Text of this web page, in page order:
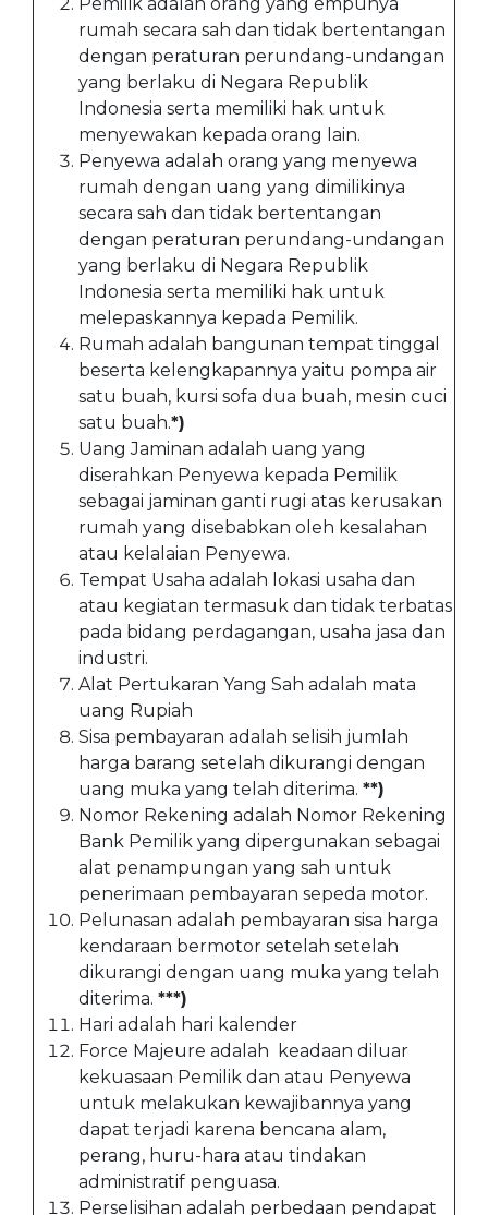
rumah secara sah dan tidak bertentangan
dengan peraturan perundang-undangan
yang berlaku di Negara Republik
Indonesia serta memiliki hak untuk
menyewakan kepada orang lain.
Penyewa adalah orang yang menyewa
rumah dengan uang yang dimilikinya
secara sah dan tidak bertentangan
dengan peraturan perundang-undangan
yang berlaku di Negara Republik
Indonesia serta memiliki hak untuk
melepaskannya kepada Pemilik.
Rumah adalah bangunan tempat tinggal
beserta kelengkapannya yaitu pompa air
satu buah, kursi sofa dua buah, mesin cuci
satu buah.*)
Uang Jaminan adalah uang yang
diserahkan Penyewa kepada Pemilik
sebagai jaminan ganti rugi atas kerusakan
rumah yang disebabkan oleh kesalahan
atau kelalaian Penyewa.
Tempat Usaha adalah lokasi usaha dan
atau kegiatan termasuk dan tidak terbatas
pada bidang perdagangan, usaha jasa dan
industri.
Alat Pertukaran Yang Sah adalah mata
uang Rupiah
Sisa pembayaran adalah selisih jumlah
harga barang setelah dikurangi dengan
uang muka yang telah diterima. **)
Nomor Rekening adalah Nomor Rekening
Bank Pemilik yang dipergunakan sebagai
alat penampungan yang sah untuk
penerimaan pembayaran sepeda motor.
Pelunasan adalah pembayaran sisa harga
kendaraan bermotor setelah setelah
dikurangi dengan uang muka yang telah
diterima. ***)
Hari adalah hari kalender
Force Majeure adalah keadaan diluar
kekuasaan Pemilik dan atau Penyewa
untuk melakukan kewajibannya yang
dapat terjadi karena bencana alam,
perang, huru-hara atau tindakan
administratif penguasa.
Perselisihan adalah perbedaan pendapat